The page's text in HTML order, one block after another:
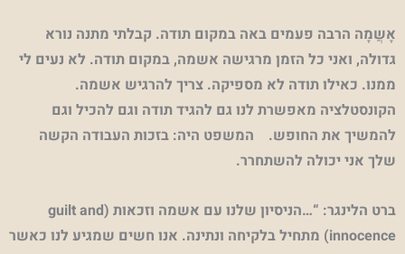
אָשֲמָה הרבה פעמים באה במקום תודה. קבלתי מתנה נורא
גדולה, ואני כל הזמן מרגישה אשמה, במקום תודה. לא נעים לי
ממנו. כאילו תודה לא מספיקה. צריך להרגיש אשמה.
הקונסטלציה מאפשרת לנו גם להגיד תודה וגם להכיל וגם
להמשיך את החופש. המשפט היה: בזכות העבודה הקשה
שלך אני יכולה להשתחרר.
ברט הלינגר: “…הניסיון שלנו עם אשמה וזכאות (guilt and
innocence) מתחיל בלקיחה ונתינה. אנו חשים שמגיע לנו כאשר